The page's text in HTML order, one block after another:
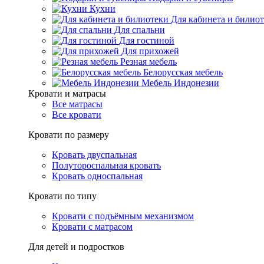
Кухни
Для кабинета и
Для спальни
Для гостиной
Для прихожей
Резная мебель
Белорусская мебель
Мебель Индонезии
Кровати и матрасы
Все матрасы
Все кровати
Кровати по размеру
Кровать двуспальная
Полутороспальная кровать
Кровать односпальная
Кровати по типу
Кровати с подъёмным механизмом
Кровати с матрасом
Для детей и подростков